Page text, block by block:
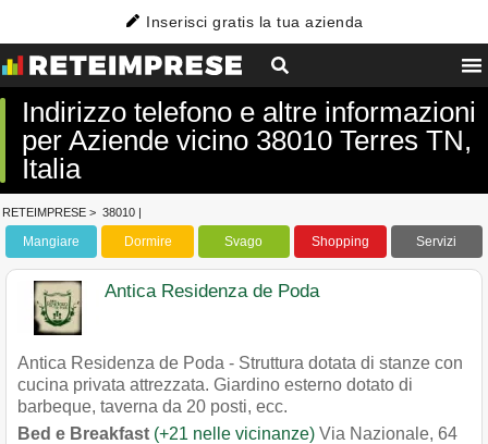
Inserisci gratis la tua azienda
Indirizzo telefono e altre informazioni
per Aziende vicino 38010 Terres TN,
Italia
RETEIMPRESE > 38010 |
Mangiare Dormire Svago Shopping Servizi
Antica Residenza de Poda
Antica Residenza de Poda - Struttura dotata di stanze con
cucina privata attrezzata. Giardino esterno dotato di
barbeque, taverna da 20 posti, ecc.
Bed e Breakfast (+21 nelle vicinanze) Via Nazionale, 64